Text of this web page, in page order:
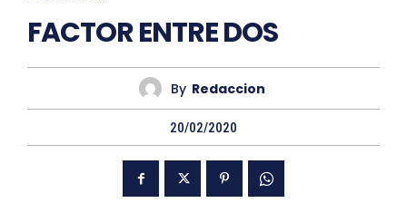
FACTOR ENTRE DOS
By Redaccion
20/02/2020